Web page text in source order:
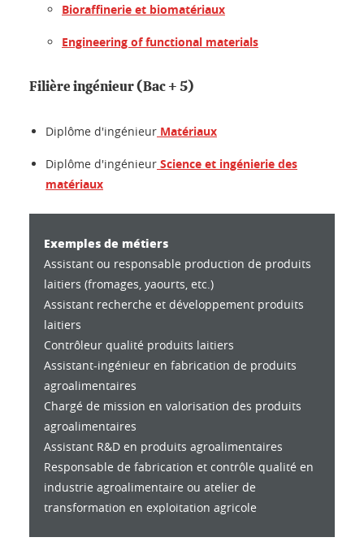
Bioraffinerie et biomatériaux
Engineering of functional materials
Filière ingénieur (Bac + 5)
Diplôme d'ingénieur Matériaux
Diplôme d'ingénieur Science et ingénierie des
matériaux
Exemples de métiers
Assistant ou responsable production de produits
laitiers (fromages, yaourts, etc.)
Assistant recherche et développement produits
laitiers
Contrôleur qualité produits laitiers
Assistant-ingénieur en fabrication de produits
agroalimentaires
Chargé de mission en valorisation des produits
agroalimentaires
Assistant R&D en produits agroalimentaires
Responsable de fabrication et contrôle qualité en
industrie agroalimentaire ou atelier de
transformation en exploitation agricole